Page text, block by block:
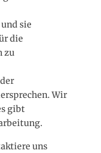
sie
die
zu
Wir
gibt
uns